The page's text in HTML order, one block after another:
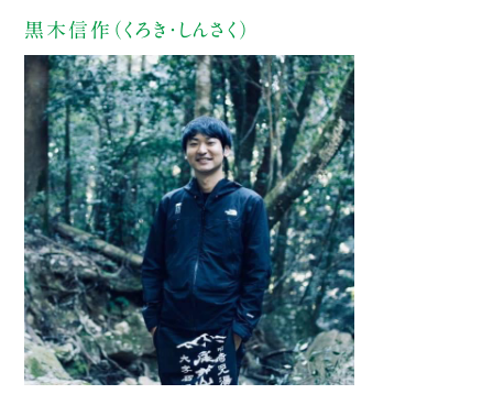
黒木信作（くろき・しんさく）